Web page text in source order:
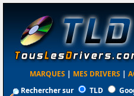
MARQUES | MES DRIVERS |
Rechercher sur
TLD